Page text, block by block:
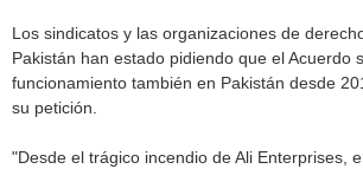
Los sindicatos y las organizaciones de
Pakistán han estado pidiendo que el Acuerdo
funcionamiento también en Pakistán desde
su petición.
"Desde el trágico incendio de Ali Enterprises,